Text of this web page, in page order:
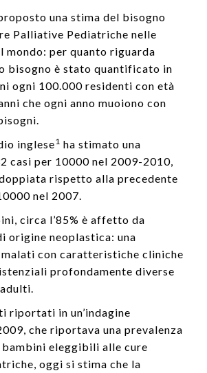
una stima del bisogno
Palliative Pediatriche nelle
mondo: per quanto riguarda
bisogno è stato quantificato in
ogni 100.000 residenti con età
che ogni anno muoiono con
inglese1 ha stimato una
casi per 10000 nel 2009-2010,
rispetto alla precedente
nel 2007.
circa l’85% è affetto da
origine neoplastica: una
con caratteristiche cliniche
profondamente diverse
riportati in un’indagine
che riportava una prevalenza
eleggibili alle cure
oggi si stima che la